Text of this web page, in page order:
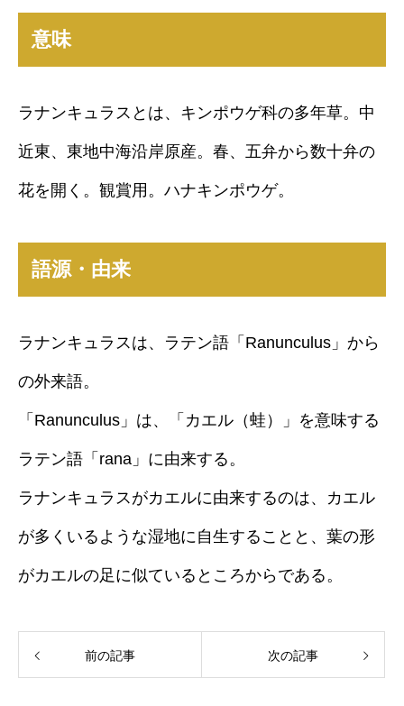
意味
ラナンキュラスとは、キンポウゲ科の多年草。中
近東、東地中海沿岸原産。春、五弁から数十弁の
花を開く。観賞用。ハナキンポウゲ。
語源・由来
ラナンキュラスは、ラテン語「Ranunculus」から
の外来語。
「Ranunculus」は、「カエル（蛙）」を意味する
ラテン語「rana」に由来する。
ラナンキュラスがカエルに由来するのは、カエル
が多くいるような湿地に自生することと、葉の形
がカエルの足に似ているところからである。
前の記事 次の記事